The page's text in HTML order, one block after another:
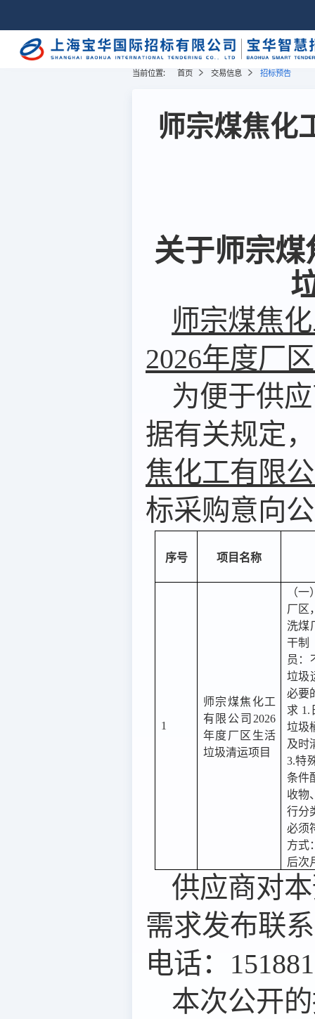
当前位置: 首页 交易信息 招标预告
师宗煤焦化
关于师宗
师宗煤焦
2026年度厂
为便于供
据有关规定
焦化工有限
标采购意向
序号 项目名称
1
师宗煤焦化工
有限公司2026
年度厂区生活
垃圾清运项目
（
厂区
洗煤
干制
员：
垃圾
必要
求 1.
垃圾
及时
3.特
条件
收物
行分
必须
方式
后次
供应商对
需求发布联
电话：
本次公开的